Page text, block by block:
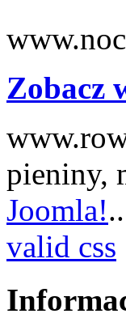
Zobacz
pieniny,
Joomla!
valid css